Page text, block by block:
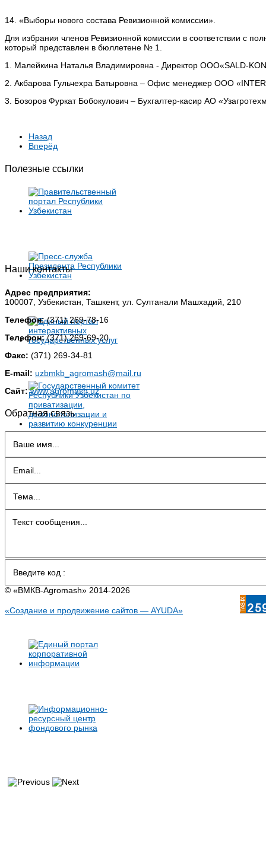
14. «Выборы нового состава Ревизионной комиссии».
Для избрания членов Ревизионной комиссии в соответствии с
который представлен в бюллетене № 1.
1. Малейкина Наталья Владимировна - Директор ООО«SALD-
2. Акбарова Гульчехра Батыровна – Офис менеджер ООО
3. Бозоров Фуркат Бобокулович – Бухгалтер-касир АО
Назад
Вперёд
Полезные ссылки
Наши контакты
Адрес предприятия:
100007, Узбекистан, Ташкент, ул. Султанали Машхадий, 210
Телефон:(371) 269-78-16
Телефон:(371) 269-69-20
Факс: (371) 269-34-81
E-mail: uzbmkb_agromash@mail.ru
Сайт: www.agromash.uz
Обратная связь
© «BMКB-Аgromash» 2014-2026
«Создание и продвижение сайтов — AYUDA»